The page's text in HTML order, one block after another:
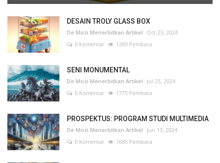
DESAIN TROLY GLASS BOX
De Mozi Menerbitkan Artikel
Oct 23, 2024
0 Komentar
1289 Pembaca
SENI MONUMENTAL
De Mozi Menerbitkan Artikel
Jul 25, 2024
0 Komentar
1775 Pembaca
PROSPEKTUS: PROGRAM STUDI MULTIMEDIA
De Mozi Menerbitkan Artikel
Jun 13, 2024
0 Komentar
1685 Pembaca